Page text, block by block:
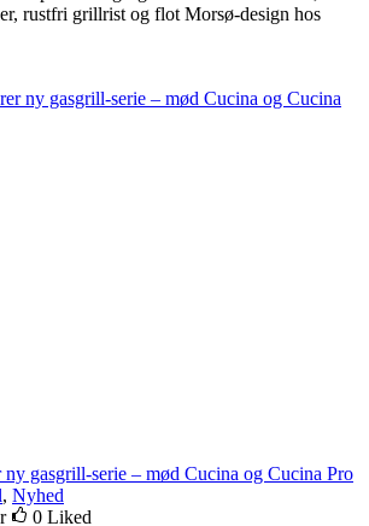
rustfri grillrist og flot Morsø-design hos
ny gasgrill-serie – mød Cucina og Cucina Pro
, Nyhed
0 Liked